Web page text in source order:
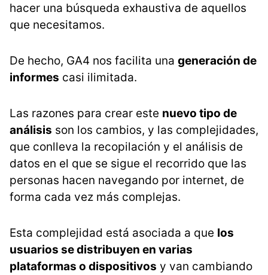
hacer una búsqueda exhaustiva de aquellos
que necesitamos.
De hecho, GA4 nos facilita una generación de
informes casi ilimitada.
Las razones para crear este nuevo tipo de
análisis son los cambios, y las complejidades,
que conlleva la recopilación y el análisis de
datos en el que se sigue el recorrido que las
personas hacen navegando por internet, de
forma cada vez más complejas.
Esta complejidad está asociada a que los
usuarios se distribuyen en varias
plataformas o dispositivos y van cambiando